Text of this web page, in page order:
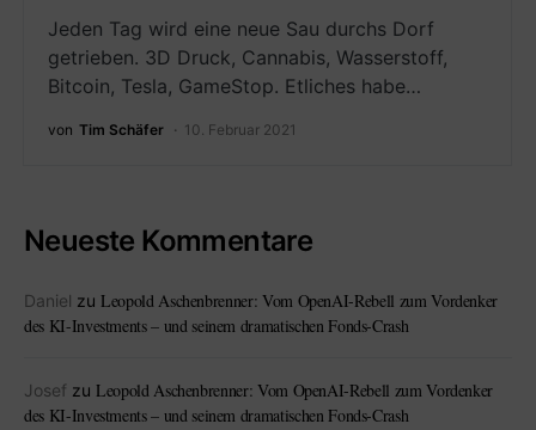
Jeden Tag wird eine neue Sau durchs Dorf
getrieben. 3D Druck, Cannabis, Wasserstoff,
Bitcoin, Tesla, GameStop. Etliches habe…
von Tim Schäfer 10. Februar 2021
Neueste Kommentare
Daniel zu Leopold Aschenbrenner: Vom OpenAI-Rebell zum Vordenker
des KI-Investments – und seinem dramatischen Fonds-Crash
Josef zu Leopold Aschenbrenner: Vom OpenAI-Rebell zum Vordenker
des KI-Investments – und seinem dramatischen Fonds-Crash